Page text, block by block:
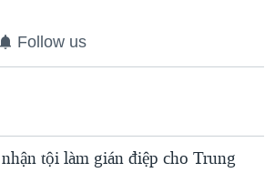
Follow us
tội làm gián điệp cho Trung